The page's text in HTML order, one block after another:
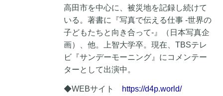
高田市を中心に、被災地を記録し続けて
いる。著書に『写真で伝える仕事 -世界の
子どもたちと向き合って-』（日本写真企
画）、他。上智大学卒。現在、TBSテレ
ビ『サンデーモーニング』にコメンテー
ターとして出演中。
◆WEBサイト
https://d4p.world/